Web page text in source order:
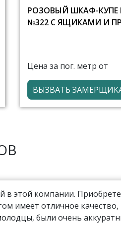
РОЗОВЫЙ ШКАФ-КУПЕ
№322 С ЯЩИКАМИ И
Цена за пог. метр от
ВЫЗВАТЬ
в этой компании.
имеет отличное
были очень